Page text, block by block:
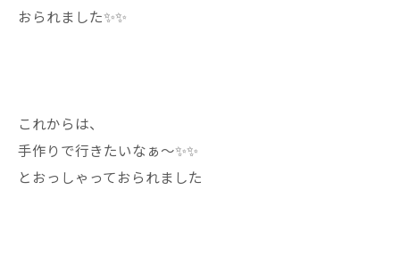
おられました✨✨
これからは、
手作りで行きたいなぁ〜✨✨
とおっしゃっておられました